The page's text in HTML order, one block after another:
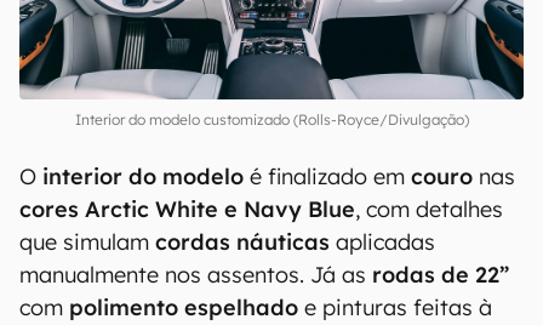
Interior do modelo customizado (Rolls-Royce/Divulgação)
O interior do modelo é finalizado em couro nas
cores Arctic White e Navy Blue, com detalhes
que simulam cordas náuticas aplicadas
manualmente nos assentos. Já as rodas de 22”
com polimento espelhado e pinturas feitas à